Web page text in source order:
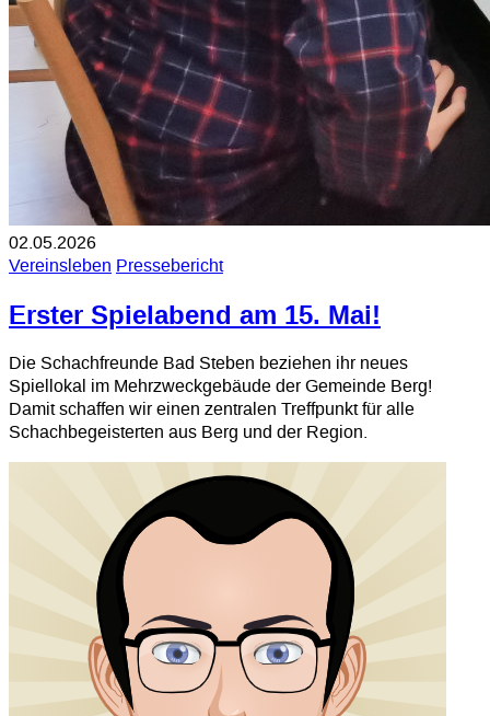
02.05.2026
Vereinsleben Pressebericht
Erster Spielabend am 15. Mai!
Die Schachfreunde Bad Steben beziehen ihr neues
Spiellokal im Mehrzweckgebäude der Gemeinde Berg!
Damit schaffen wir einen zentralen Treffpunkt für alle
Schachbegeisterten aus Berg und der Region.